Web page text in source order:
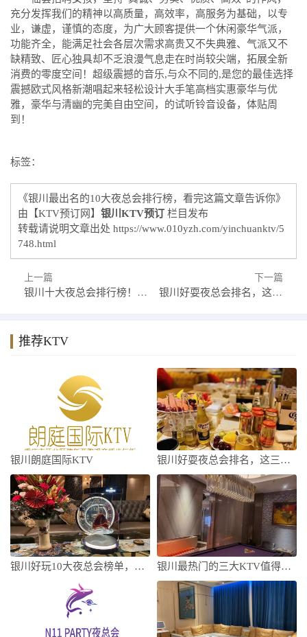
充分发挥我们的精神以高质量，高效率，高服务为基础，以专
业，谦虚，谨慎的态度，为广大顾客提供一个休闲豪华气派，
功能齐全，能满足社会各层次需求高贵又不失典雅、气派又不
缺精致、匠心独具却不乏浪漫气息走在时尚较尖端，拓展全新
消费的零度空间！超级震撼的音乐,与众不同的,是您的最佳选择
震撼欧式风格新潮唱起来轻松设计大手笔高档实惠豪华与优
雅，豪华与清幽的完美自由空间，的试听铃音设备，体贴周
到！
标签：
《银川最出名的10大夜总会排行榜，看完这篇文章告诉你》
由【KTV预订网】 银川KTV预订 栏目发布
转载请说明文章出处 https://www.010yzh.com/yinchuanktv/5
748.html
上一篇
银川十大夜总会排行榜！银川好玩夜总会信息都在这里
下一篇
银川好耍夜总会排名，这三家中/高端夜总会绝对好玩
推荐KTV
银川朗庭国际KTV 银川好耍夜总会排名，这三家中/高端夜总会
银川好玩10大夜总会榜单，这几家满足你的 银川最热门的三大KTV值得一去，哪家KT